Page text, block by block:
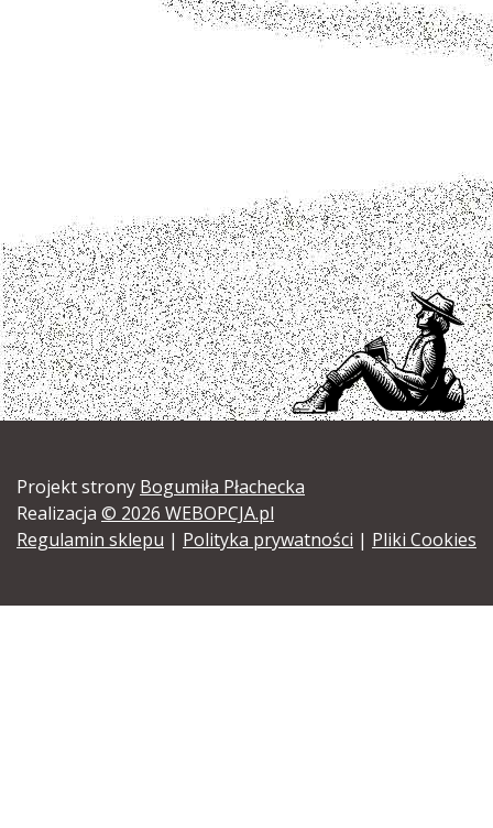
Projekt strony Bogumiła Płachecka
Realizacja © 2026 WEBOPCJA.pl
Regulamin sklepu | Polityka prywatności | Pliki Cookies